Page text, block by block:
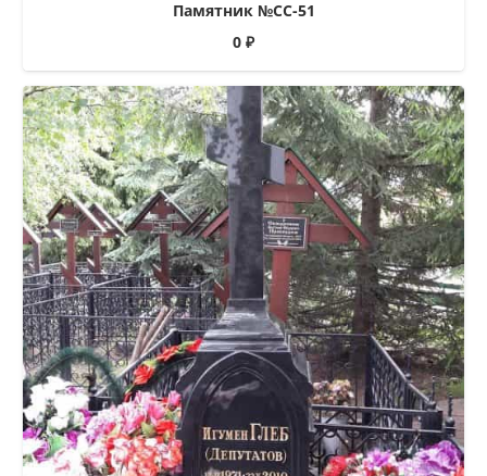
Памятник №СС-51
0 ₽